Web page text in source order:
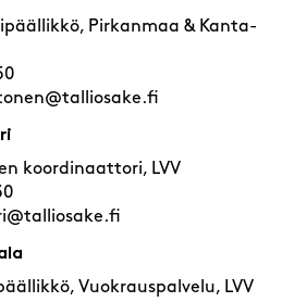
Pirkanmaa & Kanta-
koordinaattori, LVV
Vuokrauspalvelu, LVV